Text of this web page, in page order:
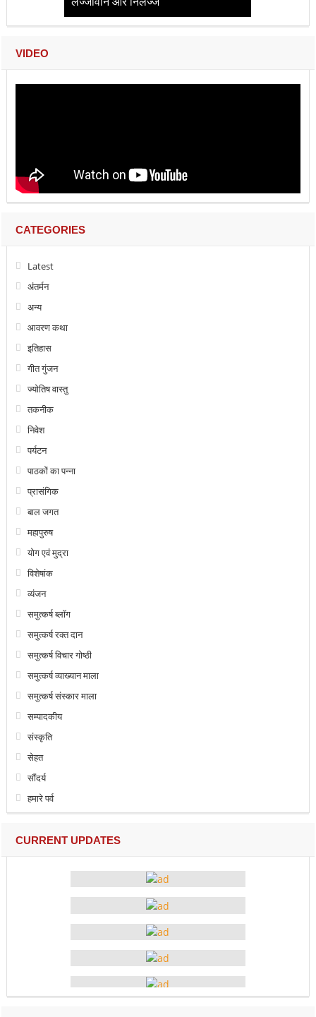
VIDEO
CATEGORIES
Latest
अंतर्मन
अन्य
आवरण कथा
इतिहास
गीत गुंजन
ज्योतिष वास्तु
तकनीक
निवेश
पर्यटन
पाठकों का पन्ना
प्रासंगिक
बाल जगत
महापुरुष
योग एवं मुद्रा
विशेषांक
व्यंजन
समुत्कर्ष ब्लॉग
समुत्कर्ष रक्त दान
समुत्कर्ष विचार गोष्ठी
समुत्कर्ष व्याख्यान माला
समुत्कर्ष संस्कार माला
सम्पादकीय
संस्कृति
सेहत
सौंदर्य
हमारे पर्व
CURRENT UPDATES